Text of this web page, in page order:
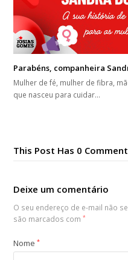
Parabéns, companheira
Mulher de fé, mulher de fibra,
que nasceu para cuidar…
This Post Has 0
Deixe um comentário
O seu endereço de e-mail não
são marcados com*
Nome*